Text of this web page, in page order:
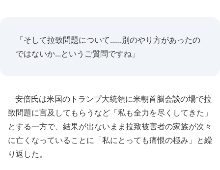
「そして拉致問題について......別のやり方があったの
ではないか...というご質問ですね」
安倍氏は米国のトランプ大統領に米朝首脳会談の場で拉
致問題に言及してもらうなど「私も全力を尽くしてきた」
とする一方で、結果が出ないまま拉致被害者の家族が次々
に亡くなっていることに「私にとっても痛恨の極み」と繰
り返した。